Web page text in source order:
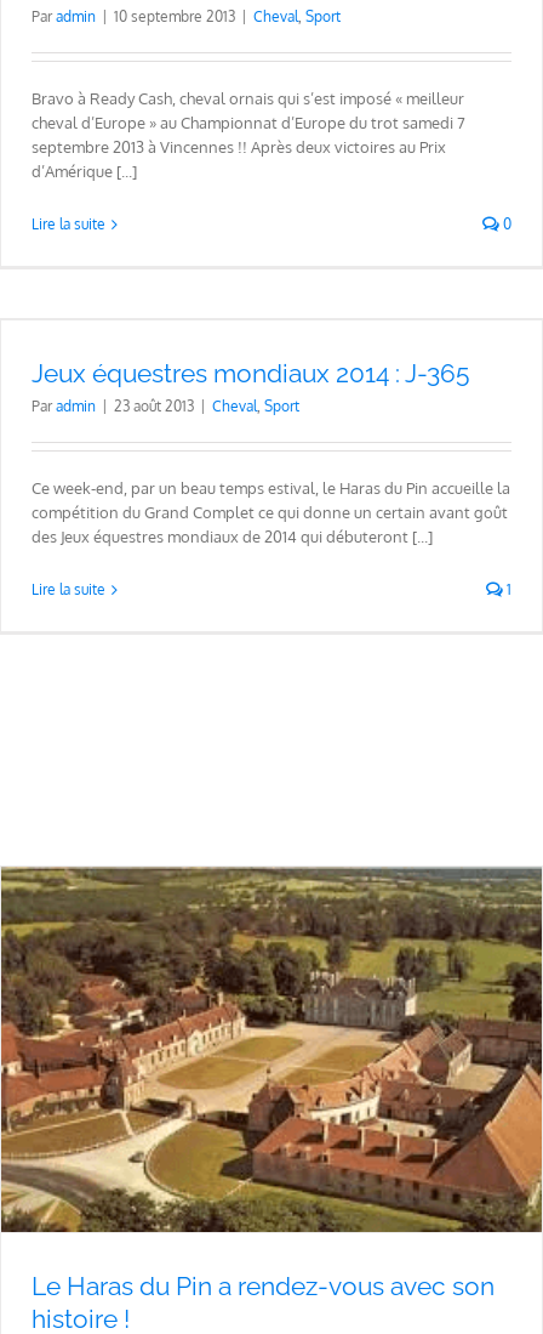
Paradmin 10 septembre 2013 Cheval, Sport
Bravo à Ready Cash, cheval ornais qui s’est imposé « meilleur
cheval d’Europe » au Championnat d’Europe du trot samedi 7
septembre 2013 à Vincennes !! Après deux victoires au Prix
d’Amérique [...]
Lire la suite 0
Jeux équestres mondiaux 2014 : J-365
Paradmin 23 août 2013 Cheval, Sport
Ce week-end, par un beau temps estival, le Haras du Pin accueille la
compétition du Grand Complet ce qui donne un certain avant goût
des Jeux équestres mondiaux de 2014 qui débuteront [...]
Lire la suite 1
Le Haras du Pin a rendez-vous avec son
histoire !